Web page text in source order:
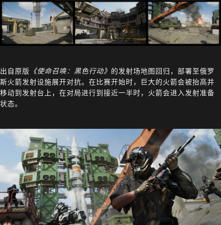
出自原版 《使命召唤：黑色行动》 的发射场地图回归，部署至俄罗
斯火箭发射设施展开对抗。在比赛开始时，巨大的火箭会被抬高并
移动到发射台上，在对局进行到接近一半时，火箭会进入发射准备
状态。